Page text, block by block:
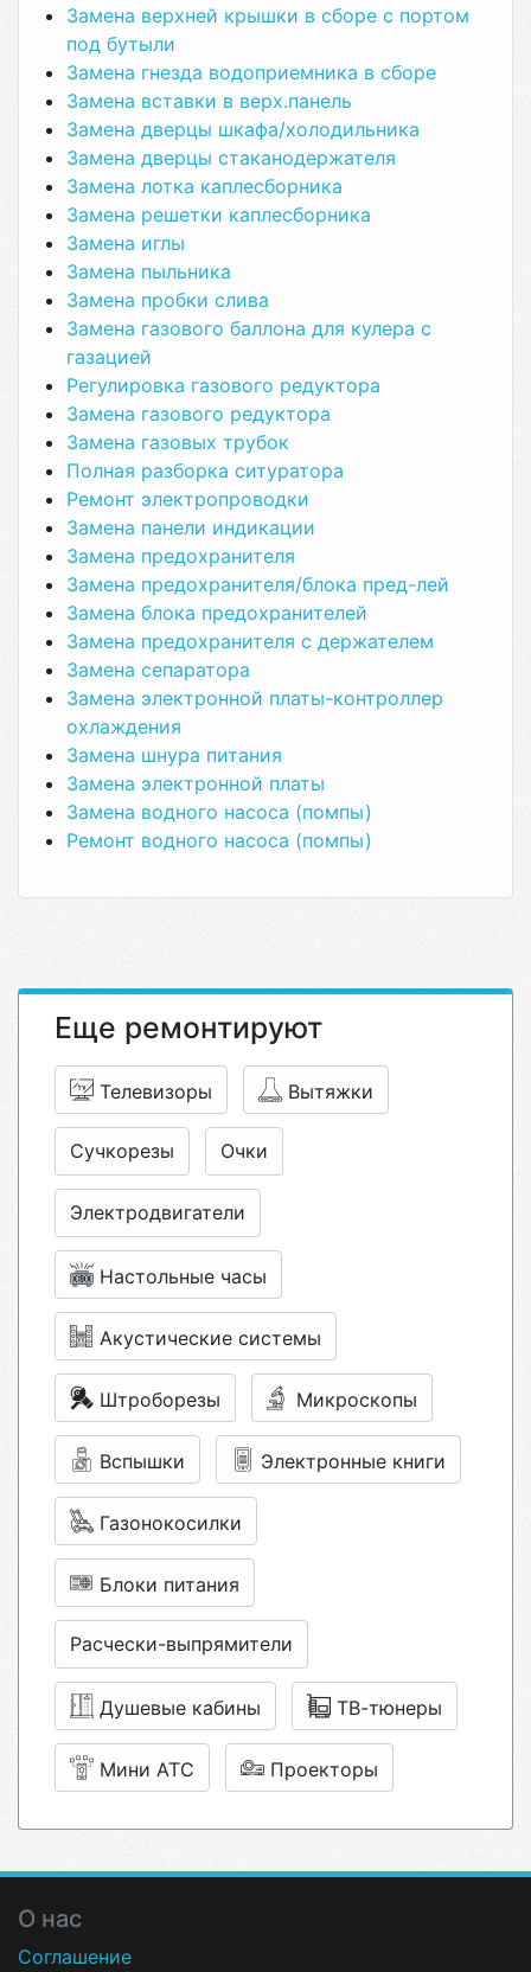
Замена верхней крышки в сборе с портом
под бутыли
Замена гнезда водоприемника в сборе
Замена вставки в верх.панель
Замена дверцы шкафа/холодильника
Замена дверцы стаканодержателя
Замена лотка каплесборника
Замена решетки каплесборника
Замена иглы
Замена пыльника
Замена пробки слива
Замена газового баллона для кулера с
газацией
Регулировка газового редуктора
Замена газового редуктора
Замена газовых трубок
Полная разборка ситуратора
Ремонт электропроводки
Замена панели индикации
Замена предохранителя
Замена предохранителя/блока пред-лей
Замена блока предохранителей
Замена предохранителя с держателем
Замена сепаратора
Замена электронной платы-контроллер
охлаждения
Замена шнура питания
Замена электронной платы
Замена водного насоса (помпы)
Ремонт водного насоса (помпы)
Еще ремонтируют
Телевизоры Вытяжки
Сучкорезы Очки
Электродвигатели
Настольные часы
Акустические системы
Штроборезы Микроскопы
Вспышки Электронные книги
Газонокосилки
Блоки питания
Расчески-выпрямители
Душевые кабины ТВ-тюнеры
Мини АТС Проекторы
О нас
Соглашение